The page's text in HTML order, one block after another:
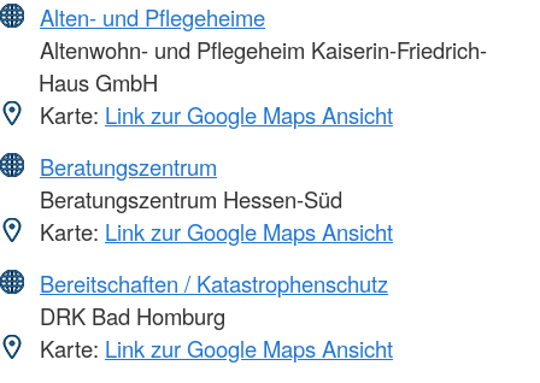
Alten- und Pflegeheime
Altenwohn- und Pflegeheim Kaiserin-Friedrich-
Haus GmbH
Karte: Link zur Google Maps Ansicht
Beratungszentrum
Beratungszentrum Hessen-Süd
Karte: Link zur Google Maps Ansicht
Bereitschaften / Katastrophenschutz
DRK Bad Homburg
Karte: Link zur Google Maps Ansicht